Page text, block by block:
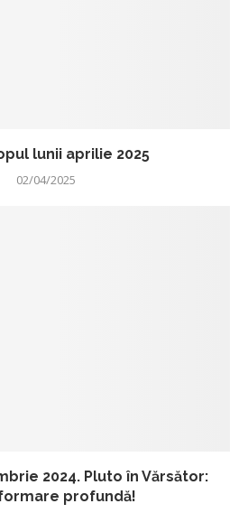
lunii aprilie 2025
02/04/2025
2024. Pluto în Vărsător:
profundă!